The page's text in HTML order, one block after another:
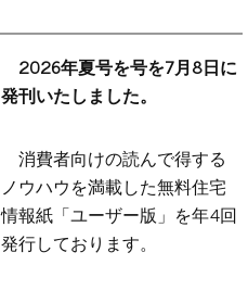
2026年夏号を号を7月8日に
発刊いたしました。
消費者向けの読んで得する
ノウハウを満載した無料住宅
情報紙「ユーザー版」を年4回
発行しております。